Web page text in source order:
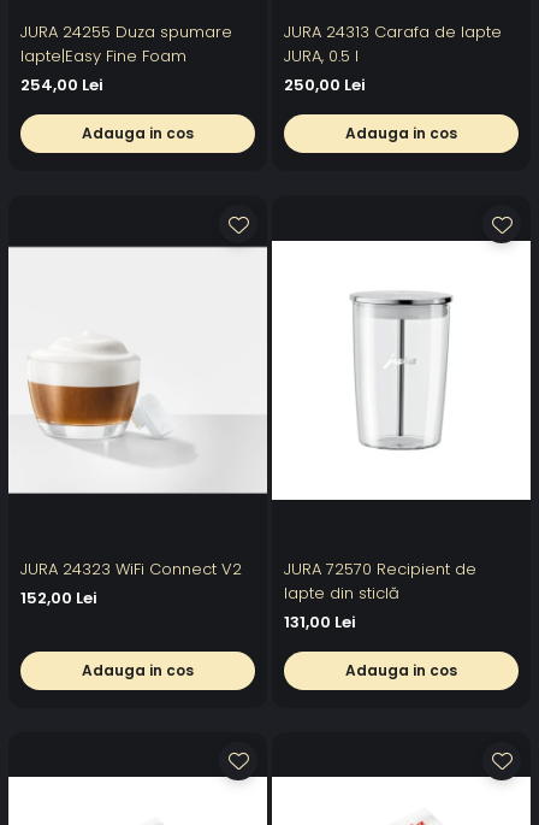
JURA 24255 Duza spumare
lapte|Easy Fine Foam
254,00 Lei
Adauga in cos
JURA 24313 Carafa de lapte
JURA, 0.5 l
250,00 Lei
Adauga in cos
JURA 24323 WiFi Connect V2
152,00 Lei
Adauga in cos
JURA 72570 Recipient de
lapte din sticlă
131,00 Lei
Adauga in cos